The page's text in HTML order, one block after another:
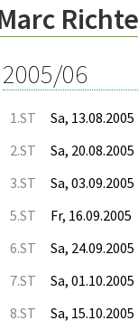
2005/06
1.ST Sa, 13.08.2005
2.ST
Sa, 20.08.2005
3.ST
Sa, 03.09.2005
5.ST
Fr, 16.09.2005
6.ST
Sa, 24.09.2005
7.ST
Sa, 01.10.2005
8.ST
Sa, 15.10.2005